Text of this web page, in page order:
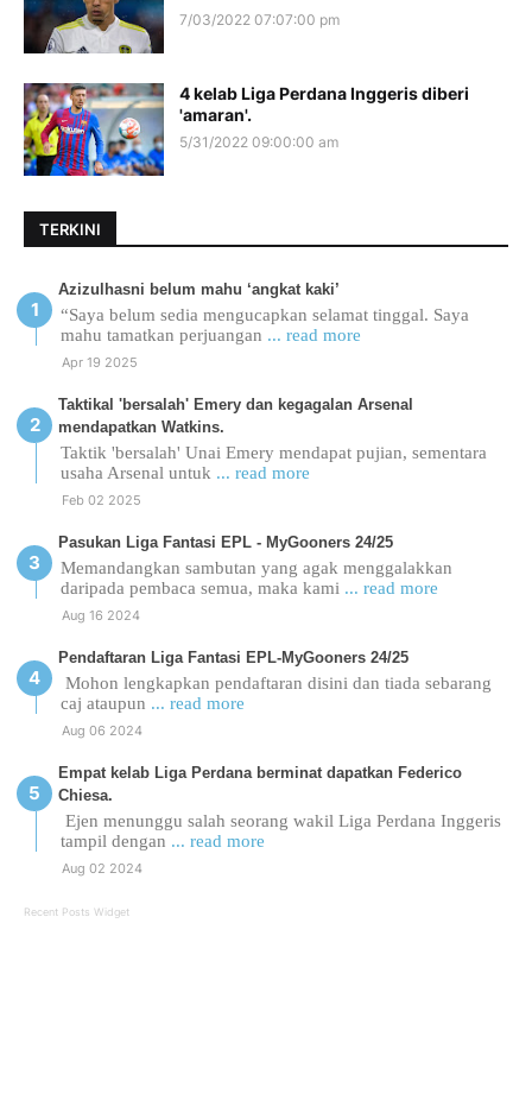
7/03/2022 07:07:00 pm
4 kelab Liga Perdana Inggeris diberi
'amaran'.
5/31/2022 09:00:00 am
TERKINI
Azizulhasni belum mahu ‘angkat kaki’
“Saya belum sedia mengucapkan selamat tinggal. Saya
mahu tamatkan perjuangan ... read more
Apr 19 2025
Taktikal 'bersalah' Emery dan kegagalan Arsenal
mendapatkan Watkins.
Taktik 'bersalah' Unai Emery mendapat pujian, sementara
usaha Arsenal untuk ... read more
Feb 02 2025
Pasukan Liga Fantasi EPL - MyGooners 24/25
Memandangkan sambutan yang agak menggalakkan
daripada pembaca semua, maka kami ... read more
Aug 16 2024
Pendaftaran Liga Fantasi EPL-MyGooners 24/25
Mohon lengkapkan pendaftaran disini dan tiada sebarang
caj ataupun ... read more
Aug 06 2024
Empat kelab Liga Perdana berminat dapatkan Federico
Chiesa.
Ejen menunggu salah seorang wakil Liga Perdana Inggeris
tampil dengan ... read more
Aug 02 2024
Recent Posts Widget